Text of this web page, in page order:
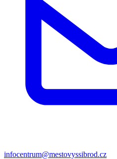
infocentrum@mestovyssibrod.cz